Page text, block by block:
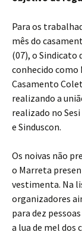
Para os
mês do
(07), o Sindicato
conhecido como
Casamento
realizando a
realizado no
e Sinduscon.
Os noivas não
o Marreta
vestimenta. Na
organizadores
para dez
a lua de mel dos